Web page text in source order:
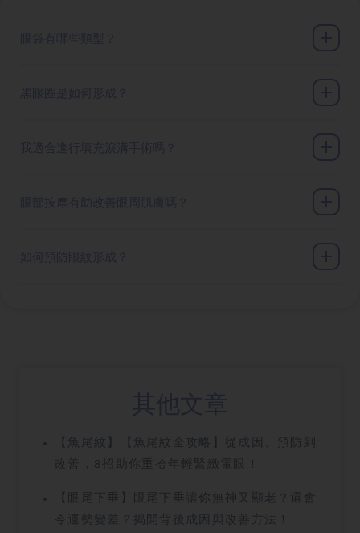
【魚尾紋】【魚尾紋全攻略】從成因、預防到
改善，8招助你重拾年輕緊緻電眼！
【眼尾下垂】眼尾下垂讓你無神又顯老？還會
令運勢變差？揭開背後成因與改善方法！